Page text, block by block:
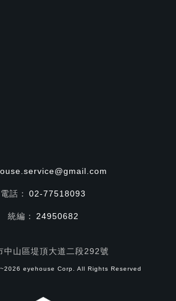
電話： 02-77518093
統編： 24950682
中山區堤頂大道二段292號
eyehouse Corp. All Rights Reserved